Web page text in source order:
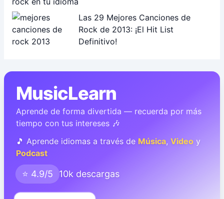
Las 29 Mejores Canciones de
Rock de 2013: ¡El Hit List
Definitivo!
MusicLearn
Aprende de forma divertida — recuerda por más
tiempo con tus intereses 🎶
🎵 Aprende idiomas a través de Música, Video y
Podcast
⭐ 4.9/5 10k descargas